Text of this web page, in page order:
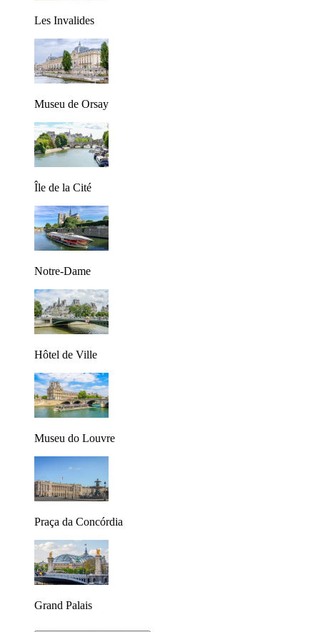
Les Invalides
Museu de Orsay
Île de la Cité
Notre-Dame
Hôtel de Ville
Museu do Louvre
Praça da Concórdia
Grand Palais